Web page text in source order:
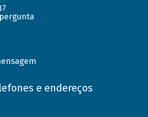
e endereços